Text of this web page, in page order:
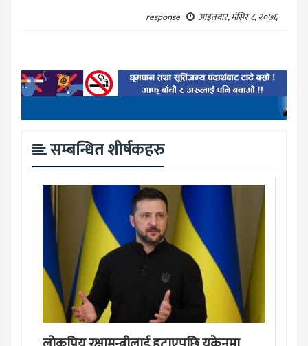
response
आइतवार, मंसिर ८, २०७६
सम्बन्धित शीर्षकहरु